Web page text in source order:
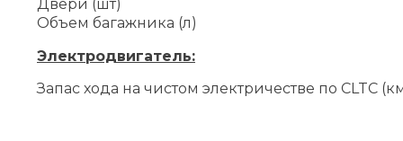
Двери (шт)
Объем багажника (л)
Электродвигатель:
Запас хода на чистом электричестве по CLTC